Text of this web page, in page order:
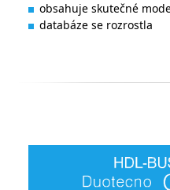
obsahuje skutečné
databáze se rozrostla